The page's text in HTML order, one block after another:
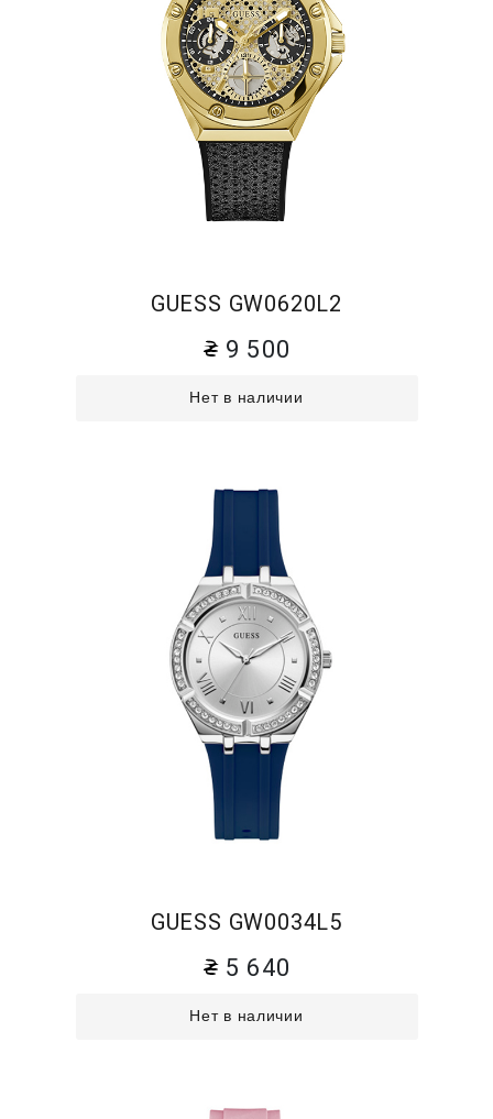
GUESS GW0620L2
9 500
Нет в наличии
GUESS GW0034L5
5 640
Нет в наличии